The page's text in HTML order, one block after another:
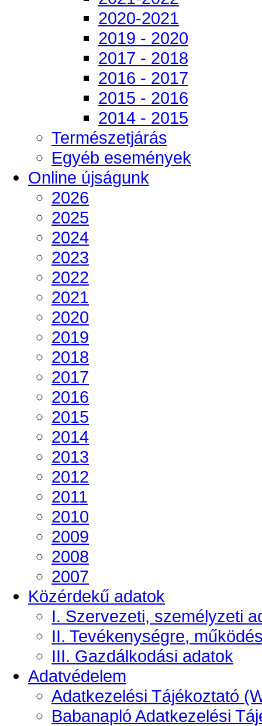
2020-2021
2019 - 2020
2017 - 2018
2016 - 2017
2015 - 2016
2014 - 2015
Természetjárás
Egyéb események
Online újságunk
2026
2025
2024
2023
2022
2021
2020
2019
2018
2017
2016
2015
2014
2013
2012
2011
2010
2009
2008
2007
Közérdekű adatok
I. Szervezeti, személyzeti
II. Tevékenységre,
III. Gazdálkodási adatok
Adatvédelem
Adatkezelési Tájékoztató
Babanapló Adatkezelési